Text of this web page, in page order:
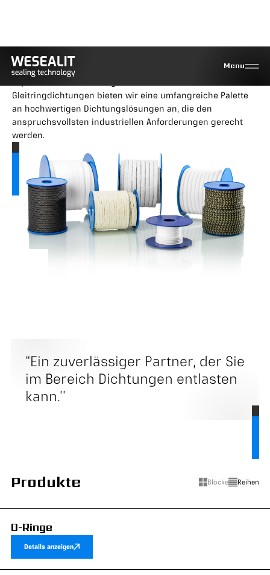
Menu
Andere Produkte
Bei Wesealit sind wir stolz auf unsere Vielseitigkeit und
Gleitringdichtungen bieten wir eine umfangreiche Palette
an hochwertigen Dichtungslösungen an, die den
anspruchsvollsten industriellen Anforderungen gerecht
werden.
“Ein zuverlässiger Partner, der Sie
im Bereich Dichtungen entlasten
kann.’’
Produkte Blöcke Reihen
O-Ringe
Details anzeigen